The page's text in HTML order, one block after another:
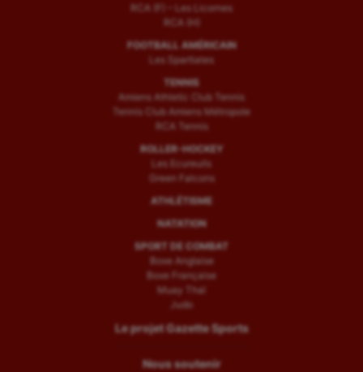
RCA (F) – Les Licornes
RCA (H)
FOOTBALL AMÉRICAIN
Les Spartiates
TENNIS
Amiens Athletic Club Tennis
Tennis Club Amiens Métropole
RCA Tennis
ROLLER-HOCKEY
Les Ecureuils
Green Falcons
ATHLÉTISME
NATATION
SPORT DE COMBAT
Boxe Anglaise
Boxe Française
Muay Thaï
Judo
Le projet Gazette Sports
Nous soutenir